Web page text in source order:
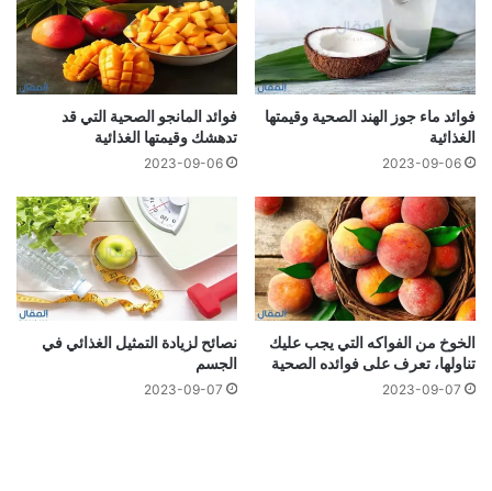
فوائد ماء جوز الهند الصحية وقيمتها
الغذائية
2023-09-06
فوائد المانجو الصحية التي قد
تدهشك وقيمتها الغذائية
2023-09-06
الخوخ من الفواكه التي يجب عليك
تناولها، تعرف على فوائده الصحية
2023-09-07
نصائح لزيادة التمثيل الغذائي في
الجسم
2023-09-07